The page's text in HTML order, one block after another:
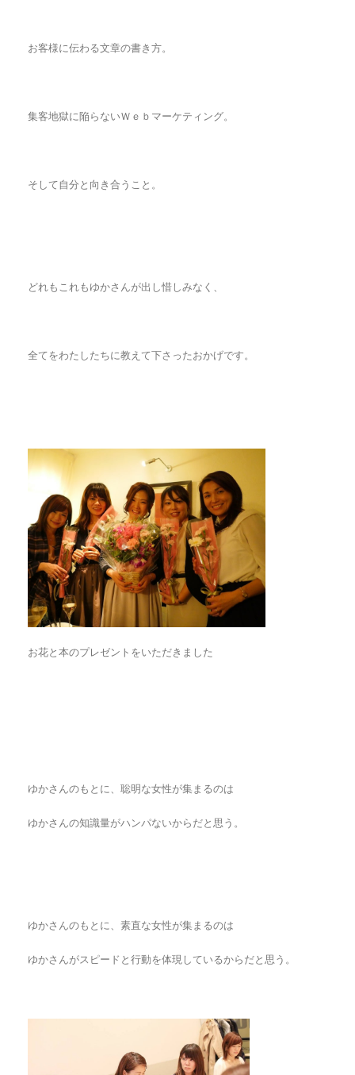
お客様に伝わる文章の書き方。
集客地獄に陥らないＷｅｂマーケティング。
そして自分と向き合うこと。
どれもこれもゆかさんが出し惜しみなく、
全てをわたしたちに教えて下さったおかげです。
お花と本のプレゼントをいただきました
ゆかさんのもとに、聡明な女性が集まるのは
ゆかさんの知識量がハンパないからだと思う。
ゆかさんのもとに、素直な女性が集まるのは
ゆかさんがスピードと行動を体現しているからだと思う。